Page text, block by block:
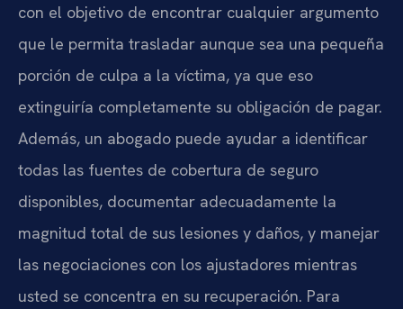
con el objetivo de encontrar cualquier argumento
que le permita trasladar aunque sea una pequeña
porción de culpa a la víctima, ya que eso
extinguiría completamente su obligación de pagar.
Además, un abogado puede ayudar a identificar
todas las fuentes de cobertura de seguro
disponibles, documentar adecuadamente la
magnitud total de sus lesiones y daños, y manejar
las negociaciones con los ajustadores mientras
usted se concentra en su recuperación. Para